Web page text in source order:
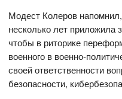
Модест Колеров
несколько лет приложила
чтобы в риторике
военного в военно-
своей ответственности
безопасности,